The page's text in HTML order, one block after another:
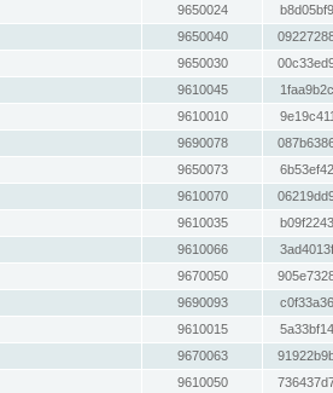
9650024
9650040
9650030
9610045
9610010
9690078
9650073
9610070
9610035
9610066
9670050
9690093
9610015
9670063
9610050